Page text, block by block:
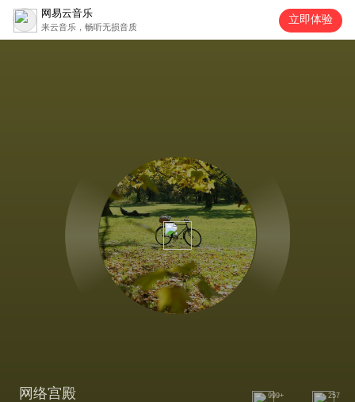
网易云音乐
来云音乐，畅听无损音质
立即体验
网络宫殿 999+ 257